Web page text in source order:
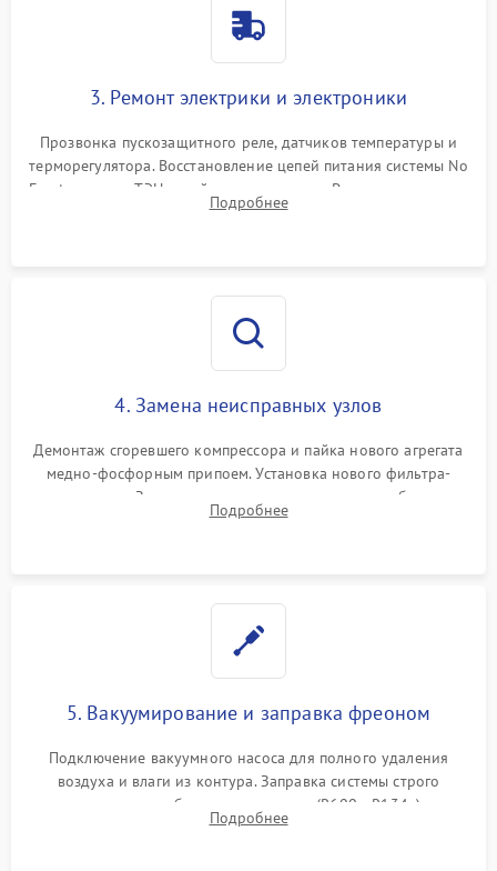
3. Ремонт электрики и электроники
Прозвонка пускозащитного реле, датчиков температуры и
терморегулятора. Восстановление цепей питания системы No
Frost, включая ТЭН оттайки и вентилятор. Ремонт или замена
платы управления при сбоях алгоритмов.
Подробнее
4. Замена неисправных узлов
Демонтаж сгоревшего компрессора и пайка нового агрегата
медно-фосфорным припоем. Установка нового фильтра-
осушителя. Замена изношенных вентиляторов обдува,
сломанных заслонок или поврежденных дверных петель.
Подробнее
5. Вакуумирование и заправка фреоном
Подключение вакуумного насоса для полного удаления
воздуха и влаги из контура. Заправка системы строго
дозированным объемом хладагента (R600a, R134a) по
электронным весам. Контроль рабочего давления в системе.
Подробнее